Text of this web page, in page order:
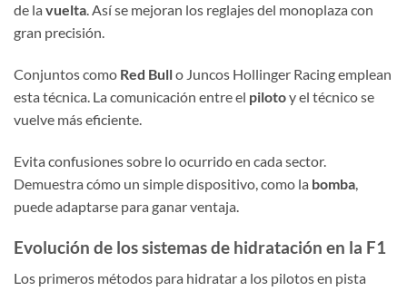
de la vuelta. Así se mejoran los reglajes del monoplaza con
gran precisión.
Conjuntos como Red Bullo Juncos Hollinger Racing emplean
esta técnica. La comunicación entre el pilotoy el técnico se
vuelve más eficiente.
Evita confusiones sobre lo ocurrido en cada sector.
Demuestra cómo un simple dispositivo, como la bomba
puede adaptarse para ganar ventaja.
Evolución de los sistemas de hidratación en la F1
Los primeros métodos para hidratar a los pilotos en pista